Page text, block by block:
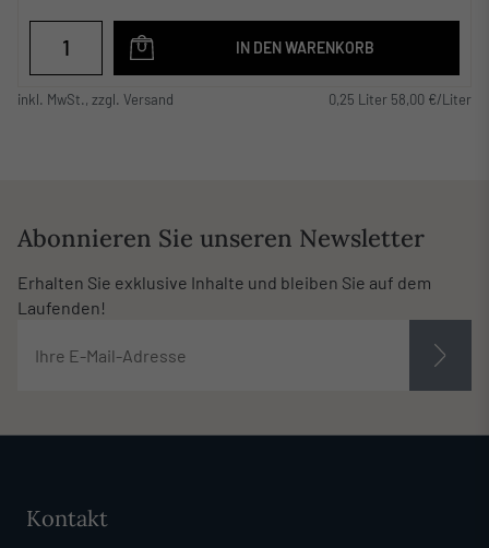
IN DEN WARENKORB
inkl. MwSt., zzgl. Versand 0,25 Liter 58,00 €/Liter
Abonnieren Sie unseren Newsletter
Erhalten Sie exklusive Inhalte und bleiben Sie auf dem
Laufenden!
Kontakt